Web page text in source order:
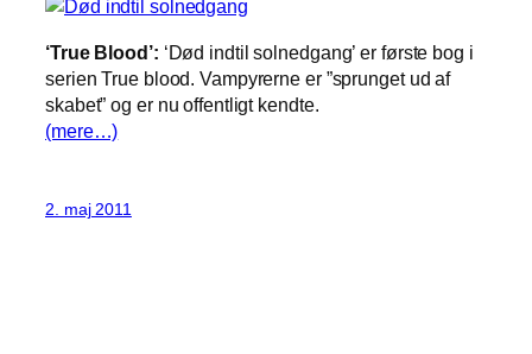
‘True Blood’: ‘Død indtil solnedgang’ er første bog i
serien True blood. Vampyrerne er ”sprunget ud af
skabet” og er nu offentligt kendte.
(mere…)
2. maj 2011